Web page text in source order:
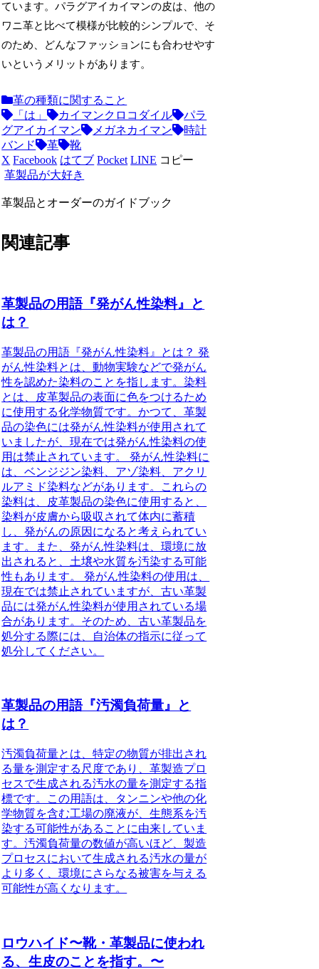
ています。パラグアイカイマンの皮は、他の
ワニ革と比べて模様が比較的シンプルで、そ
のため、どんなファッションにも合わせやす
いというメリットがあります。
革の種類に関すること
「は」
カイマンクロコダイル
パラ
グアイカイマン
メガネカイマン
時計
バンド
革
靴
X Facebook はてブ Pocket LINE コピー
革製品が大好き
革製品とオーダーのガイドブック
関連記事
革製品の用語『発がん性染料』と
は？
革製品の用語『発がん性染料』とは？ 発
がん性染料とは、動物実験などで発がん
性を認めた染料のことを指します。染料
とは、皮革製品の表面に色をつけるため
に使用する化学物質です。かつて、革製
品の染色には発がん性染料が使用されて
いましたが、現在では発がん性染料の使
用は禁止されています。 発がん性染料に
は、ベンジジン染料、アゾ染料、アクリ
ルアミド染料などがあります。これらの
染料は、皮革製品の染色に使用すると、
染料が皮膚から吸収されて体内に蓄積
し、発がんの原因になると考えられてい
ます。また、発がん性染料は、環境に放
出されると、土壌や水質を汚染する可能
性もあります。 発がん性染料の使用は、
現在では禁止されていますが、古い革製
品には発がん性染料が使用されている場
合があります。そのため、古い革製品を
処分する際には、自治体の指示に従って
処分してください。
革製品の用語『汚濁負荷量』と
は？
汚濁負荷量とは、特定の物質が排出され
る量を測定する尺度であり、革製造プロ
セスで生成される汚水の量を測定する指
標です。この用語は、タンニンや他の化
学物質を含む工場の廃液が、生態系を汚
染する可能性があることに由来していま
す。汚濁負荷量の数値が高いほど、製造
プロセスにおいて生成される汚水の量が
より多く、環境にさらなる被害を与える
可能性が高くなります。
ロウハイド〜靴・革製品に使われ
る、生皮のことを指す。〜